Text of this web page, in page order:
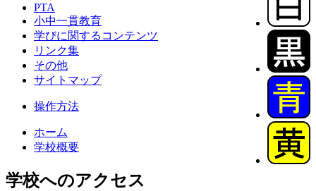
PTA
小中一貫教育
学びに関するコンテンツ
リンク集
その他
サイトマップ
操作方法
ホーム
学校概要
学校へのアクセス